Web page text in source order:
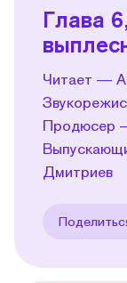
Глава
Читает —
Продюсер
Дмитриев